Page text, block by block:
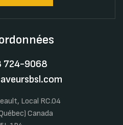
724-9068
Local RC.04
Canada